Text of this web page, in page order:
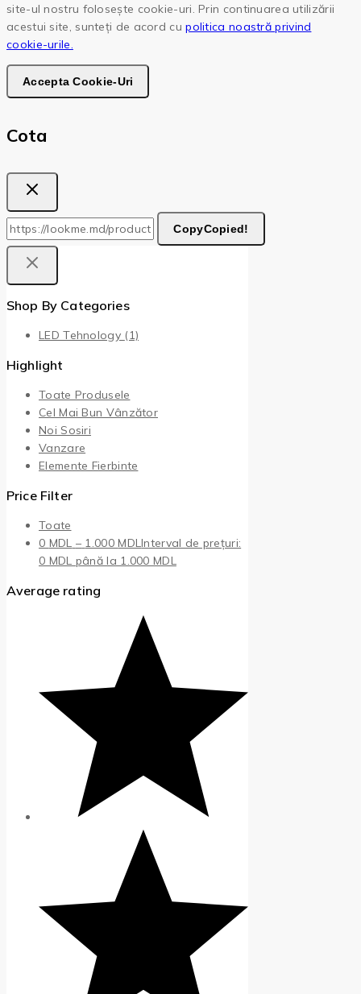
site-ul nostru folosește cookie-uri. Prin continuarea utilizării
acestui site, sunteți de acord cupolitica noastră privind
cookie-urile.
Accepta Cookie-Uri
Cota
CopyCopied!
Shop By Categories
LED Tehnology (1)
Highlight
Toate Produsele
Cel Mai Bun Vânzător
Noi Sosiri
Vanzare
Elemente Fierbinte
Price Filter
Toate
0 MDL – 1.000MDLInterval de prețuri:
0 MDL până la 1.000 MDL
Average rating